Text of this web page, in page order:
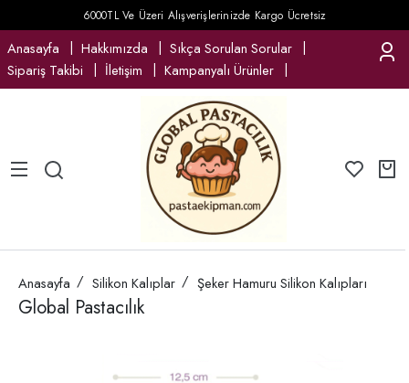
6000TL Ve Üzeri Alışverişlerinizde Kargo Ücretsiz
Anasayfa Hakkımızda
Sıkça Sorulan Sorular
Sipariş Takibi
İletişim Kampanyalı Ürünler
Anasayfa Silikon Kalıplar Şeker Hamuru Silikon Kalıpları
Global Pastacılık